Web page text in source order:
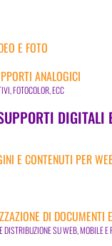
E FOTO
ANALOGICI
FOTOCOLOR, ECC
DIGITALI
E CONTENUTI PER
DI DOCUMENTI
DISTRIBUZIONE SU WEB, MOBILE